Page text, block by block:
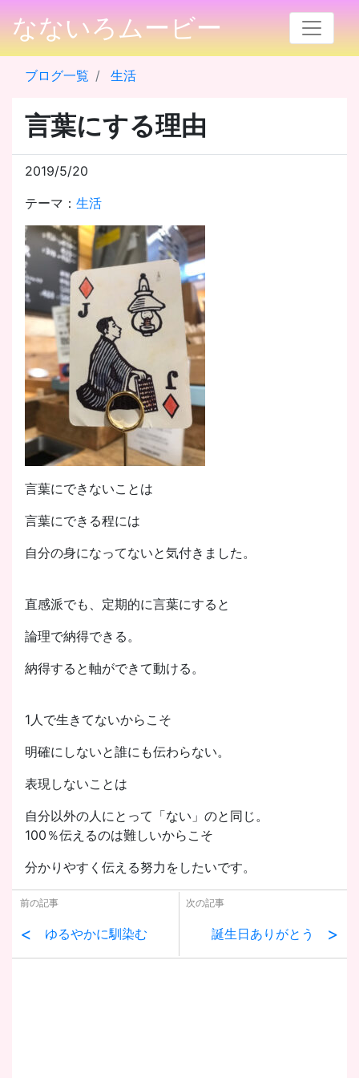
なないろムービー
ブログ一覧 生活
言葉にする理由
2019/5/20
テーマ： 生活
言葉にできないことは
言葉にできる程には
自分の身になってないと気付きました。
直感派でも、定期的に言葉にすると
論理で納得できる。
納得すると軸ができて動ける。
1人で生きてないからこそ
明確にしないと誰にも伝わらない。
表現しないことは
自分以外の人にとって「ない」のと同じ。
100％伝えるのは難しいからこそ
分かりやすく伝える努力をしたいです。
前の記事
< ゆるやかに馴染む
次の記事
誕生日ありがとう >